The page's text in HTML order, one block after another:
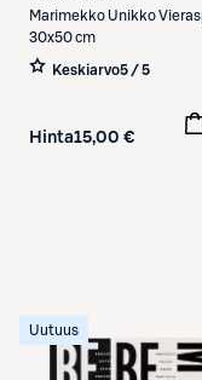
MarimekkoUnikko
30x50 cm
Keskiarvo5 / 5
Hinta15,00 €
Uutuus